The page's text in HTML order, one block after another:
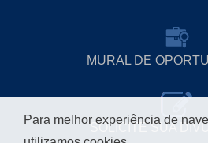
MURAL DE
SOLICITE SUA
Para melhor experiência de